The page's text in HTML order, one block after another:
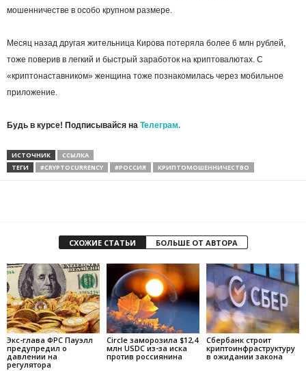
мошенничестве в особо крупном размере.
Месяц назад другая жительница Кирова потеряла более 6 млн рублей,
тоже поверив в легкий и быстрый заработок на криптовалютах. С
«криптонаставником» женщина тоже познакомилась через мобильное
приложение.
Будь в курсе! Подписывайся на Телеграм.
ИСТОЧНИК
ССЫЛКА
ТЕГИ
#CRYPTOCURRENCY #РОССИЯ КРИПТОМОШЕННИЧЕСТВО
СХОЖИЕ СТАТЬИ БОЛЬШЕ ОТ АВТОРА
Экс-глава ФРС Пауэлл
предупредил о
давлении на
регулятора
Circle заморозила $12,4
млн USDC из-за иска
против россиянина
Сбербанк строит
криптоинфраструктуру
в ожидании закона